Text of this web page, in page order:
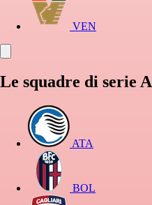
VEN
Le squadre di serie A
ATA
BOL